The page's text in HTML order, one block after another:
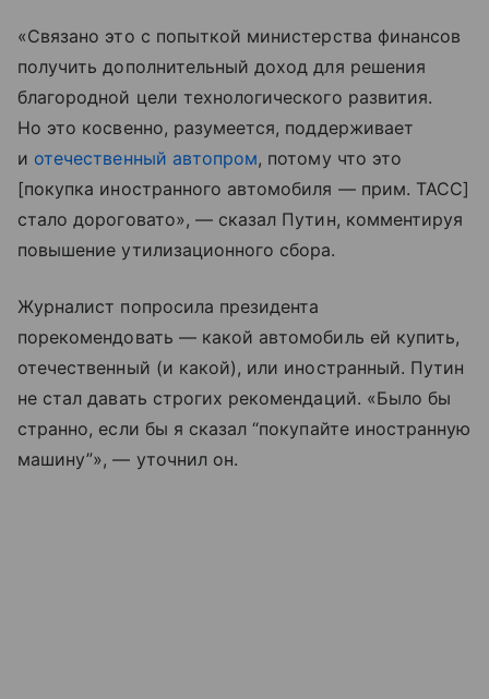
«Связано это с попыткой министерства финансов
получить дополнительный доход для решения
благородной цели технологического развития.
Но это косвенно, разумеется, поддерживает
и отечественный автопром, потому что это
[покупка иностранного автомобиля — прим. ТАСС]
стало дороговато», — сказал Путин, комментируя
повышение утилизационного сбора.
Журналист попросила президента
порекомендовать — какой автомобиль ей купить,
отечественный (и какой), или иностранный. Путин
не стал давать строгих рекомендаций. «Было бы
странно, если бы я сказал “покупайте иностранную
машину”», — уточнил он.